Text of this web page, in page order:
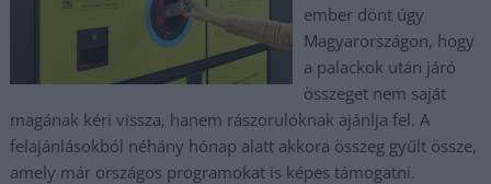
ember dönt úgy
Magyarországon, hogy
a palackok után járó
összeget nem saját
magának kéri vissza, hanem rászorulóknak ajánlja fel. A
felajánlásokból néhány hónap alatt akkora összeg gyűlt össze,
amely már országos programokat is képes támogatni.